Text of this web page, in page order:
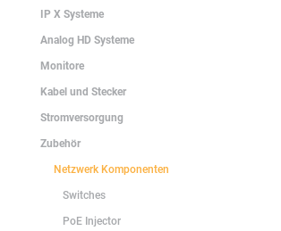
IP X Systeme
Analog HD Systeme
Monitore
Kabel und Stecker
Stromversorgung
Zubehör
Netzwerk Komponenten
Switches
PoE Injector